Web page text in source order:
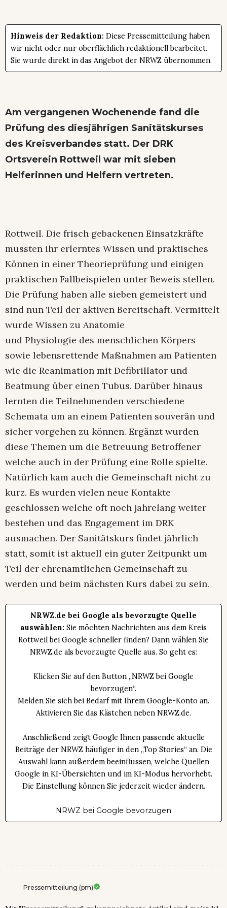
Hinweis der Redaktion: Diese Pressemitteilung haben
wir nicht oder nur oberflächlich redaktionell bearbeitet.
Sie wurde direkt in das Angebot der NRWZ übernommen.
Am vergangenen Wochenende fand die
Prüfung des diesjährigen Sanitätskurses
des Kreisverbandes statt. Der DRK
Ortsverein Rottweil war mit sieben
Helferinnen und Helfern vertreten.
Rottweil. Die frisch gebackenen Einsatzkräfte
mussten ihr erlerntes Wissen und praktisches
Können in einer Theorieprüfung und einigen
praktischen Fallbeispielen unter Beweis stellen.
Die Prüfung haben alle sieben gemeistert und
sind nun Teil der aktiven Bereitschaft. Vermittelt
wurde Wissen zu Anatomie
und Physiologie des menschlichen Körpers
sowie lebensrettende Maßnahmen am Patienten
wie die Reanimation mit Defibrillator und
Beatmung über einen Tubus. Darüber hinaus
lernten die Teilnehmenden verschiedene
Schemata um an einem Patienten souverän und
sicher vorgehen zu können. Ergänzt wurden
diese Themen um die Betreuung Betroffener
welche auch in der Prüfung eine Rolle spielte.
Natürlich kam auch die Gemeinschaft nicht zu
kurz. Es wurden vielen neue Kontakte
geschlossen welche oft noch jahrelang weiter
bestehen und das Engagement im DRK
ausmachen. Der Sanitätskurs findet jährlich
statt, somit ist aktuell ein guter Zeitpunkt um
Teil der ehrenamtlichen Gemeinschaft zu
werden und beim nächsten Kurs dabei zu sein.
NRWZ.de bei Google als bevorzugte Quelle
auswählen: Sie möchten Nachrichten aus dem Kreis
Rottweil bei Google schneller finden? Dann wählen Sie
NRWZ.de als bevorzugte Quelle aus. So geht es:
Klicken Sie auf den Button „NRWZ bei Google
bevorzugen“.
Melden Sie sich bei Bedarf mit Ihrem Google-Konto an.
Aktivieren Sie das Kästchen neben NRWZ.de.
Anschließend zeigt Google Ihnen passende aktuelle
Beiträge der NRWZ häufiger in den „Top Stories“ an. Die
Auswahl kann außerdem beeinflussen, welche Quellen
Google in KI-Übersichten und im KI-Modus hervorhebt.
Die Einstellung können Sie jederzeit wieder ändern.
NRWZ bei Google bevorzugen
Pressemitteilung (pm)